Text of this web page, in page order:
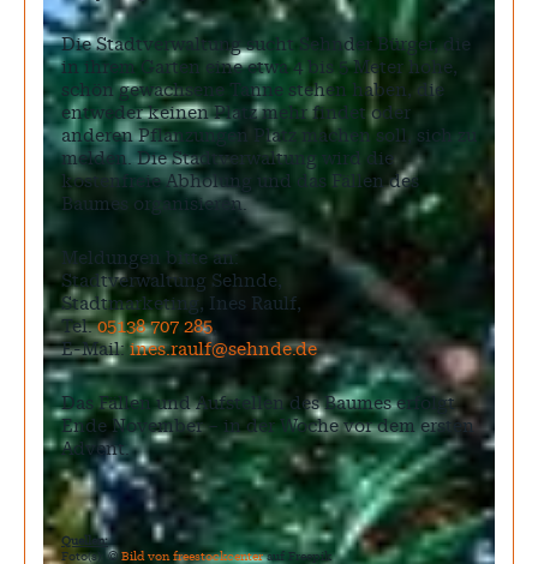
Die Stadtverwaltung sucht Sehnder Bürger, die
in ihrem Garten eine etwa 4 bis 5 Meter hohe,
schön gewachsene Tanne stehen haben, die
entweder keinen Platz mehr findet oder
anderen Pflanzungen Platz machen soll, sich zu
melden. Die Stadtverwaltung wird die
kostenfreie Abholung und das Fällen des
Baumes organisieren.
Meldungen bitte an:
Stadtverwaltung Sehnde,
Stadtmarketing, Ines Raulf,
Tel.05138 707 285,
E-Mail: ines.raulf@sehnde.de
Das Fällen und Aufstellen des Baumes erfolgt
Ende November – in der Woche vor dem ersten
Advent.
Quellen:
Foto(s): © Bild von freestockcenterauf Freepik